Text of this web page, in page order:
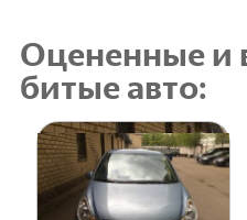
Оцененные и
битые авто: